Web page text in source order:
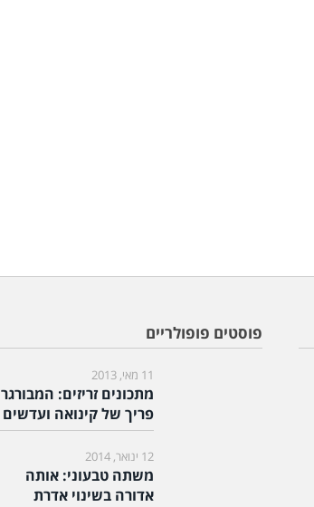
פוסטים פופולריים
11 מאי, 2013
מתכונים זריזים: המבורגר
פריך של קינואה ועדשים
12 ינואר, 2014
משתה טבעוני: אותה
אדורה בשינוי אדרת